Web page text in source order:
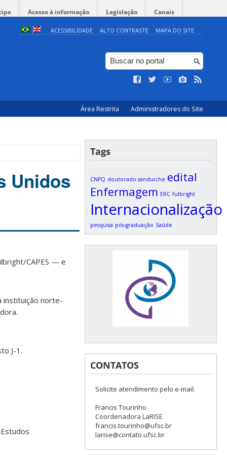
Acesso à informação Legislação Canais
ACESSIBILIDADE ALTO CONTRASTE MAPA DO SITE
Área Restrita Administradores do Site
Unidos
CAPES — e
instituição norte-
J-1.
Tags
CNPQ doutorado sanduiche edital
Enfermagem ERC fulbright
Internacionalização
pesquisa pós-graduação Saúde
CONTATOS
Solicite atendimento pelo e-mail:
Francis Tourinho
Coordenadora LaRISE
francis.tourinho@ufsc.br
larise@contato.ufsc.br